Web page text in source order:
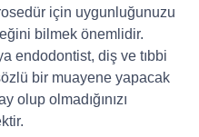
için uygunluğunuzu
bilmek önemlidir.
endodontist, diş ve tıbbi
bir muayene yapacak
olup olmadığınızı